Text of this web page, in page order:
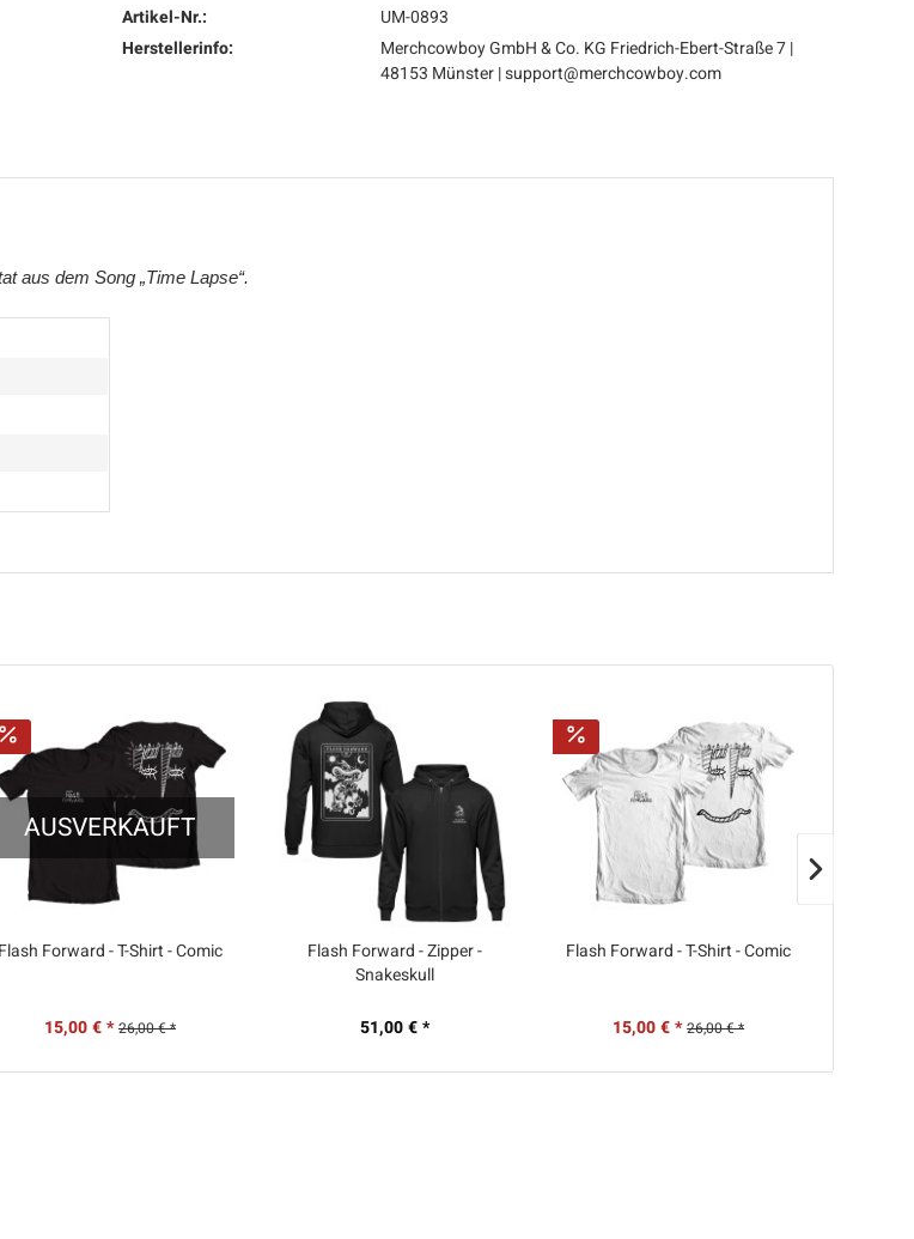
Artikel-Nr.:
UM-0893
Herstellerinfo:
Merchcowboy GmbH & Co. KG Friedrich-Ebert-Straße 7 |
48153 Münster | support@merchcowboy.com
aus dem Song „Time Lapse“.
AUSVERKAUFT
Flash Forward - T-Shirt - Comic
15,00 € * 26,00 € *
Flash Forward - Zipper -
Snakeskull
51,00 € *
Flash Forward - T-Shirt - Comic
15,00 € * 26,00 € *